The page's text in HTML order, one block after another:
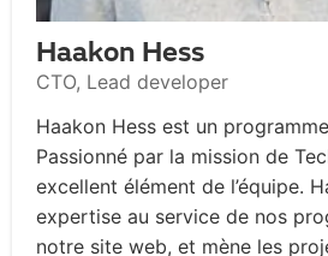
Haakon Hess
CTO, Lead developer
Haakon Hess est un
Passionné par la mission de
excellent élément de l’équipe.
expertise au service de nos
notre site web, et mène les